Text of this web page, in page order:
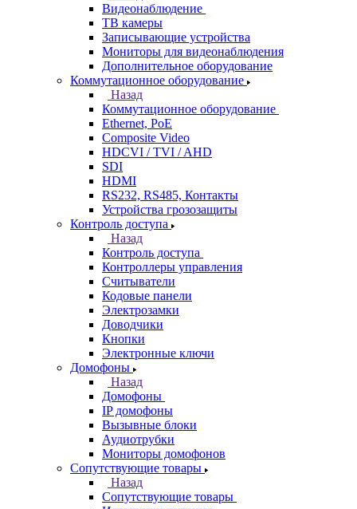
Видеонаблюдение
ТВ камеры
Записывающие устройства
Мониторы для видеонаблюдения
Дополнительное оборудование
Коммутационное оборудование
Назад
Коммутационное оборудование
Ethernet, PoE
Composite Video
HDCVI / TVI / AHD
SDI
HDMI
RS232, RS485, Контакты
Устройства грозозащиты
Контроль доступа
Назад
Контроль доступа
Контроллеры управления
Считыватели
Кодовые панели
Электрозамки
Доводчики
Кнопки
Электронные ключи
Домофоны
Назад
Домофоны
IP домофоны
Вызывные блоки
Аудиотрубки
Мониторы домофонов
Сопутствующие товары
Назад
Сопутствующие товары